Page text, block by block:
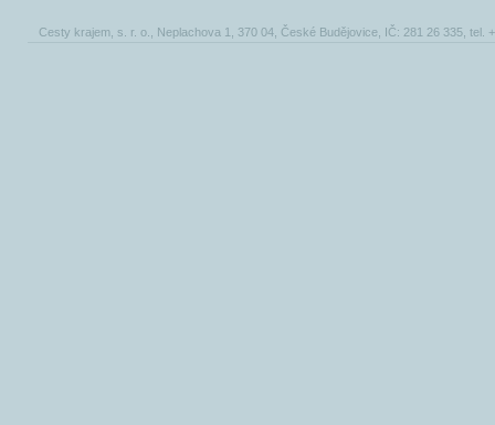
Cesty krajem, s. r. o., Neplachova 1, 370 04, České Budějovice, IČ: 281 26 335, tel.